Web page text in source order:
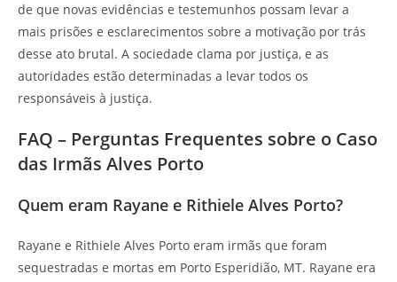
de que novas evidências e testemunhos possam levar a
mais prisões e esclarecimentos sobre a motivação por trás
desse ato brutal. A sociedade clama por justiça, e as
autoridades estão determinadas a levar todos os
responsáveis à justiça.
FAQ – Perguntas Frequentes sobre o Caso
das Irmãs Alves Porto
Quem eram Rayane e Rithiele Alves Porto?
Rayane e Rithiele Alves Porto eram irmãs que foram
sequestradas e mortas em Porto Esperidião, MT. Rayane era